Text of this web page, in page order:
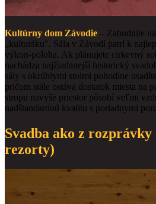
Kultúrny dom Závodie – Zabudnite
„kulturáku". Sála v Závodí patrí k
výkon-poloha. Ak plánujete cirkevný
nachádza najžiadanejší historický
sály s okrúhlymi stolmi pohodlne
pričom stále ostáva dostatok miesta na
stropu navyše priestor pôsobí veľmi
nadštandardnú kvalitu s poriadnymi
Svadba ako z rozprávky
rezorty)